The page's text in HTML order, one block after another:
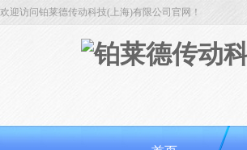
欢迎访问铂莱德传动科技(上海)有限公司官网！